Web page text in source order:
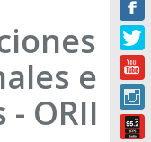
e
ORII